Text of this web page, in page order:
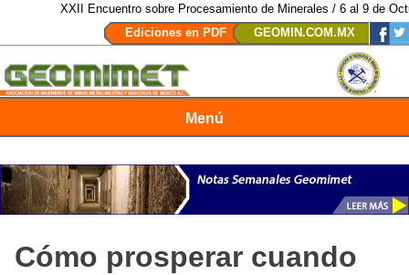
XXII Encuentro sobre Procesamiento de Minerales / 6 al 9 de
Ediciones en PDF
GEOMIN.COM.MX
Menú
Cómo prosperar cuando